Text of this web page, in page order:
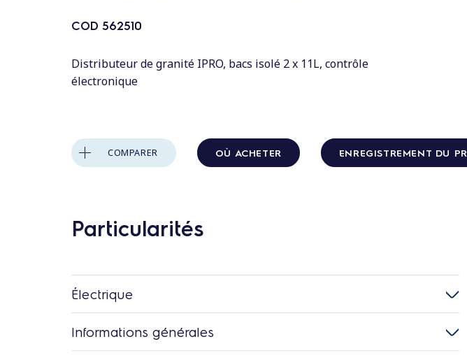
COD 562510
Distributeur de granité IPRO, bacs isolé 2 x 11L, contrôle
électronique
COMPARER OÙ ACHETER ENREGISTREMENT DU
Particularités
Électrique
Informations générales